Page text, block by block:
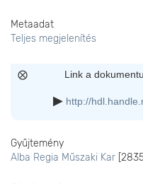
Metaadat
Teljes megjelenítés
Link a
http://
Gyűjtemény
Alba Regia Műszaki Kar